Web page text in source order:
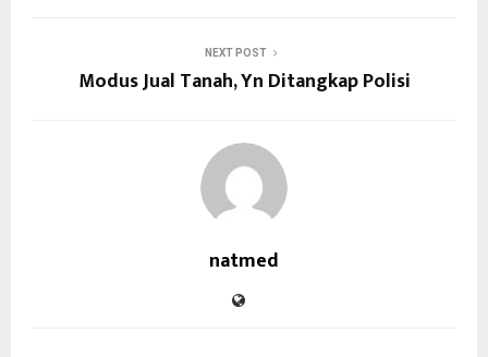
NEXT POST
Modus Jual Tanah, Yn Ditangkap Polisi
natmed